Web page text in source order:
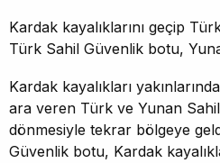
Kardak kayalıklarını geçip
Türk Sahil Güvenlik botu,
Kardak kayalıkları
ara veren Türk ve Yunan
dönmesiyle tekrar bölgeye
Güvenlik botu, Kardak